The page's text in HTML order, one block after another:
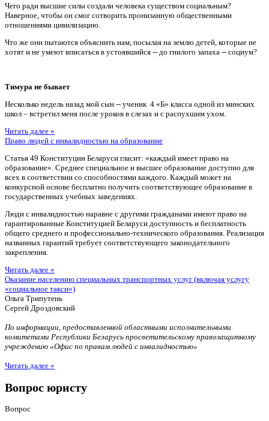
Чего ради высшие силы создали человека существом социальным?
Наверное, чтобы он смог сотворить пронизанную общественными
отношениями цивилизацию.
Что же они пытаются объяснить нам, посылая на землю детей, которые не
хотят и не умеют вписаться в устоявшийся -- до гнилого запаха -- социум?
Тимура не бывает
Несколько недель назад мой сын -- ученик 4 «Б» класса одной из минских
школ – встретил меня после уроков в слезах и с распухшим ухом.
Читать далее »
Право людей с инвалидностью на образование
Статья 49 Конституции Беларуси гласит: «каждый имеет право на
образование». Среднее специальное и высшее образование доступно для
всех в соответствии со способностями каждого. Каждый может на
конкурсной основе бесплатно получить соответствующее образование в
государственных учебных заведениях.
Люди с инвалидностью наравне с другими гражданами имеют право на
гарантированные Конституцией Беларуси доступность и бесплатность
общего среднего и профессионально-технического образования. Реализация
названных гарантий требует соответствующего законодательного
закрепления.
Читать далее »
Оказание населению специальных транспортных услуг (включая услугу
«социальное такси»)
Ольга Трипутень
Сергей Дроздовский
По информации, предоставленной областными исполнительными
комитетами Республики Беларусь просветительскому правозащитному
учреждению «Офис по правам людей с инвалидностью»
Читать далее »
Вопрос юристу
Вопрос